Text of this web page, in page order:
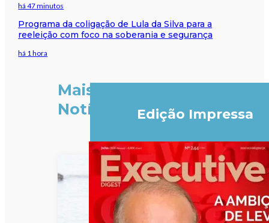
há 47 minutos
Programa da coligação de Lula da Silva para a
reeleição com foco na soberania e segurança
há 1 hora
Mais
Notícias
Edição Impressa